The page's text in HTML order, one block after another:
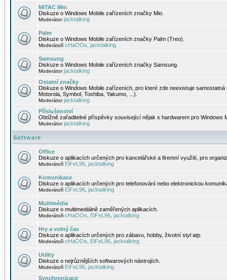
MiTAC Mio
Diskuze o Windows Mobile zařízeních značky Mio.
Moderátorjacktalking
Palm
Diskuze o Windows Mobile zařízeních značky Palm (Treo).
Moderátoři cHaOOs jacktalking
Samsung
Diskuze o Windows Mobile zařízeních značky Samsung.
Moderátorjacktalking
Ostatní značky
Diskuze o Windows Mobile zařízeních, pro které zde neexistuje
Motorola, Symbol, Toshiba, Yakumo, ...).
Moderátorjacktalking
Příslušenství
Obtížně zařaditelné příspěvky související nějak s hardwarem pro Windows
Moderátorjacktalking
Software
Office
Diskuze o aplikacích určených pro kancelářské a firemní využití, pro
Moderátoři EiFeL96 jacktalking
Komunikace
Diskuze o aplikacích určených pro telefonování nebo elektronickou
Moderátoři EiFeL96 jacktalking
Multimédia
Diskuze o multimediálně zaměřených aplikacích.
Moderátoři cHaOOs EiFeL96 jacktalking
Hry a volný čas
Diskuze o aplikacích určených pro zábavu, hobby, životní styl atp.
Moderátoři cHaOOs EiFeL96 jacktalking
Utility
Diskuze o nejrůznějších softwarových nástrojích.
Moderátoři EiFeL96 jacktalking
Synchronizace